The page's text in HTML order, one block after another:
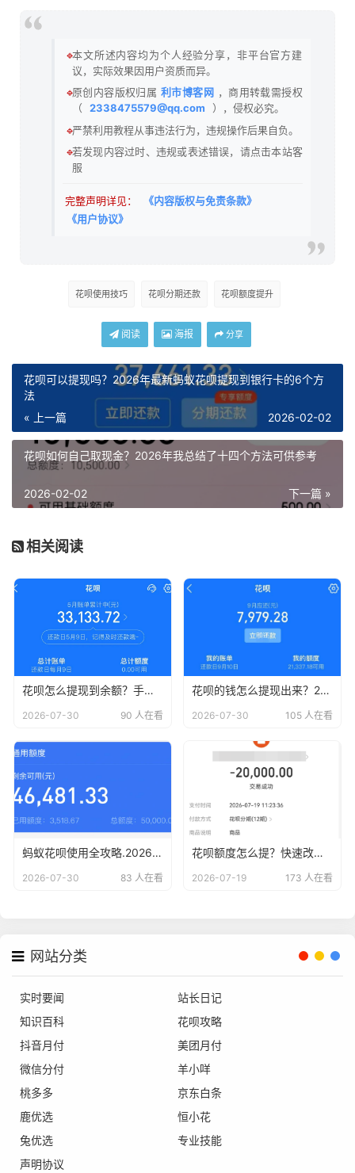
🔹本文所述内容均为个人经验分享，非平台官方建
议，实际效果因用户资质而异。
🔹原创内容版权归属 利市博客网 ，商用转载需授权
（
2338475579@qq.com
），侵权必究。
🔹严禁利用教程从事违法行为，违规操作后果自负。
🔹若发现内容过时、违规或表述错误，请点击本站客
服
完整声明详见：
《内容版权与免责条款》
《用户协议》
花呗使用技巧 花呗分期还款 花呗额度提升
阅读 海报 分享
花呗可以提现吗？2026年最新蚂蚁花呗提现到银行卡的6个方
法
« 上一篇
2026-02-02
花呗如何自己取现金？2026年我总结了十四个方法可供参考
下一篇 »
2026-02-02
相关阅读
花呗怎么提现到余额？手把手教你正确姿势，小白必看！
2026-07-30 90 人在看
花呗的钱怎么提现出来？2026年最新宝藏攻略，手把手教你快速搞定！
2026-07-30 105 人在看
蚂蚁花呗使用全攻略.2026版最新15种方法解析与风险警示
2026-07-30 83 人在看
花呗额度怎么提？快速改善资金周转的合规方法
2026-07-19 173 人在看
网站分类
实时要闻
站长日记
知识百科
花呗攻略
抖音月付
美团月付
微信分付
羊小咩
桃多多
京东白条
鹿优选
恒小花
兔优选
专业技能
声明协议